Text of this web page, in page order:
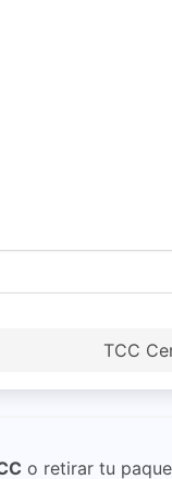
TCC
o retirar tu